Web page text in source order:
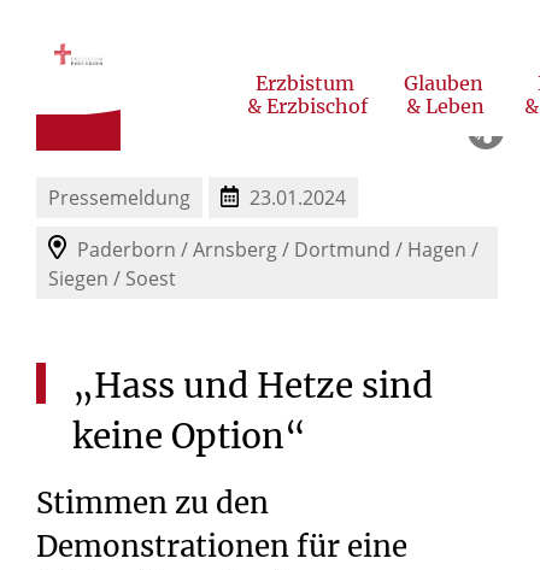
Erzbistum
& Erzbischof
Glauben
& Leben
Pressemeldung
23.01.2024
Paderborn / Arnsberg / Dortmund / Hagen /
Siegen / Soest
„Hass und Hetze sind
keine Option“
Stimmen zu den
Demonstrationen für eine